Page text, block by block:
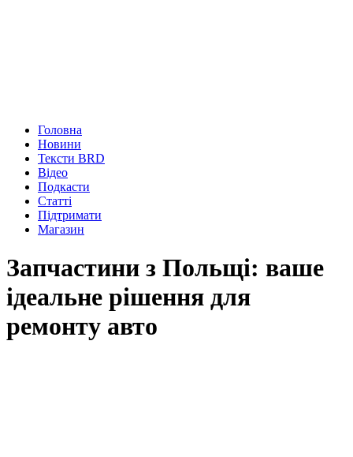
Головна
Новини
Тексти BRD
Відео
Подкасти
Статті
Підтримати
Магазин
Запчастини з Польщі: ваше
ідеальне рішення для
ремонту авто